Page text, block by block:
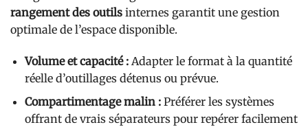
rangement des outils internes garantit une gestion
optimale de l’espace disponible.
Volume et capacité :Adapter le format à la quantité
réelle d’outillages détenus ou prévue.
Compartimentage malin :Préférer les systèmes
offrant de vrais séparateurs pour repérer facilement